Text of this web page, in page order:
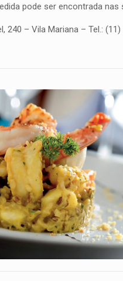
pode ser encontrada nas
240 – Vila Mariana – Tel.: